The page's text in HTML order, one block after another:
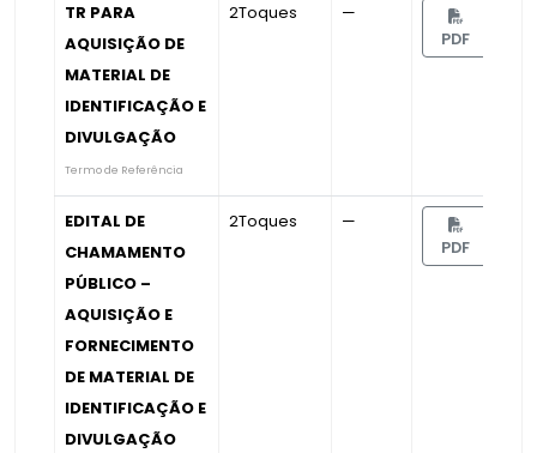
TR PARA
AQUISIÇÃO DE
MATERIAL DE
IDENTIFICAÇÃO E
DIVULGAÇÃO
Termo de Referência
2Toques —
PDF
EDITAL DE
CHAMAMENTO
PÚBLICO –
AQUISIÇÃO E
FORNECIMENTO
DE MATERIAL DE
IDENTIFICAÇÃO E
DIVULGAÇÃO
2Toques —
PDF